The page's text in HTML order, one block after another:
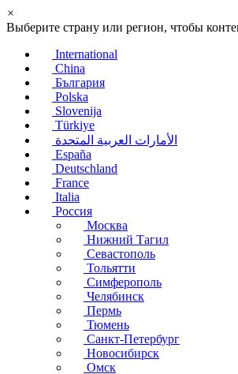
×
Выберите страну или регион, чтобы
International
China
България
Polska
Slovenija
Türkiye
الأمارات العربية المتحدة
España
Deutschland
France
Italia
Россия
Москва
Нижний Тагил
Севастополь
Тольятти
Симферополь
Челябинск
Пермь
Тюмень
Санкт-Петербург
Новосибирск
Омск